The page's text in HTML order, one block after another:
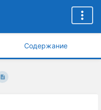
Содержание